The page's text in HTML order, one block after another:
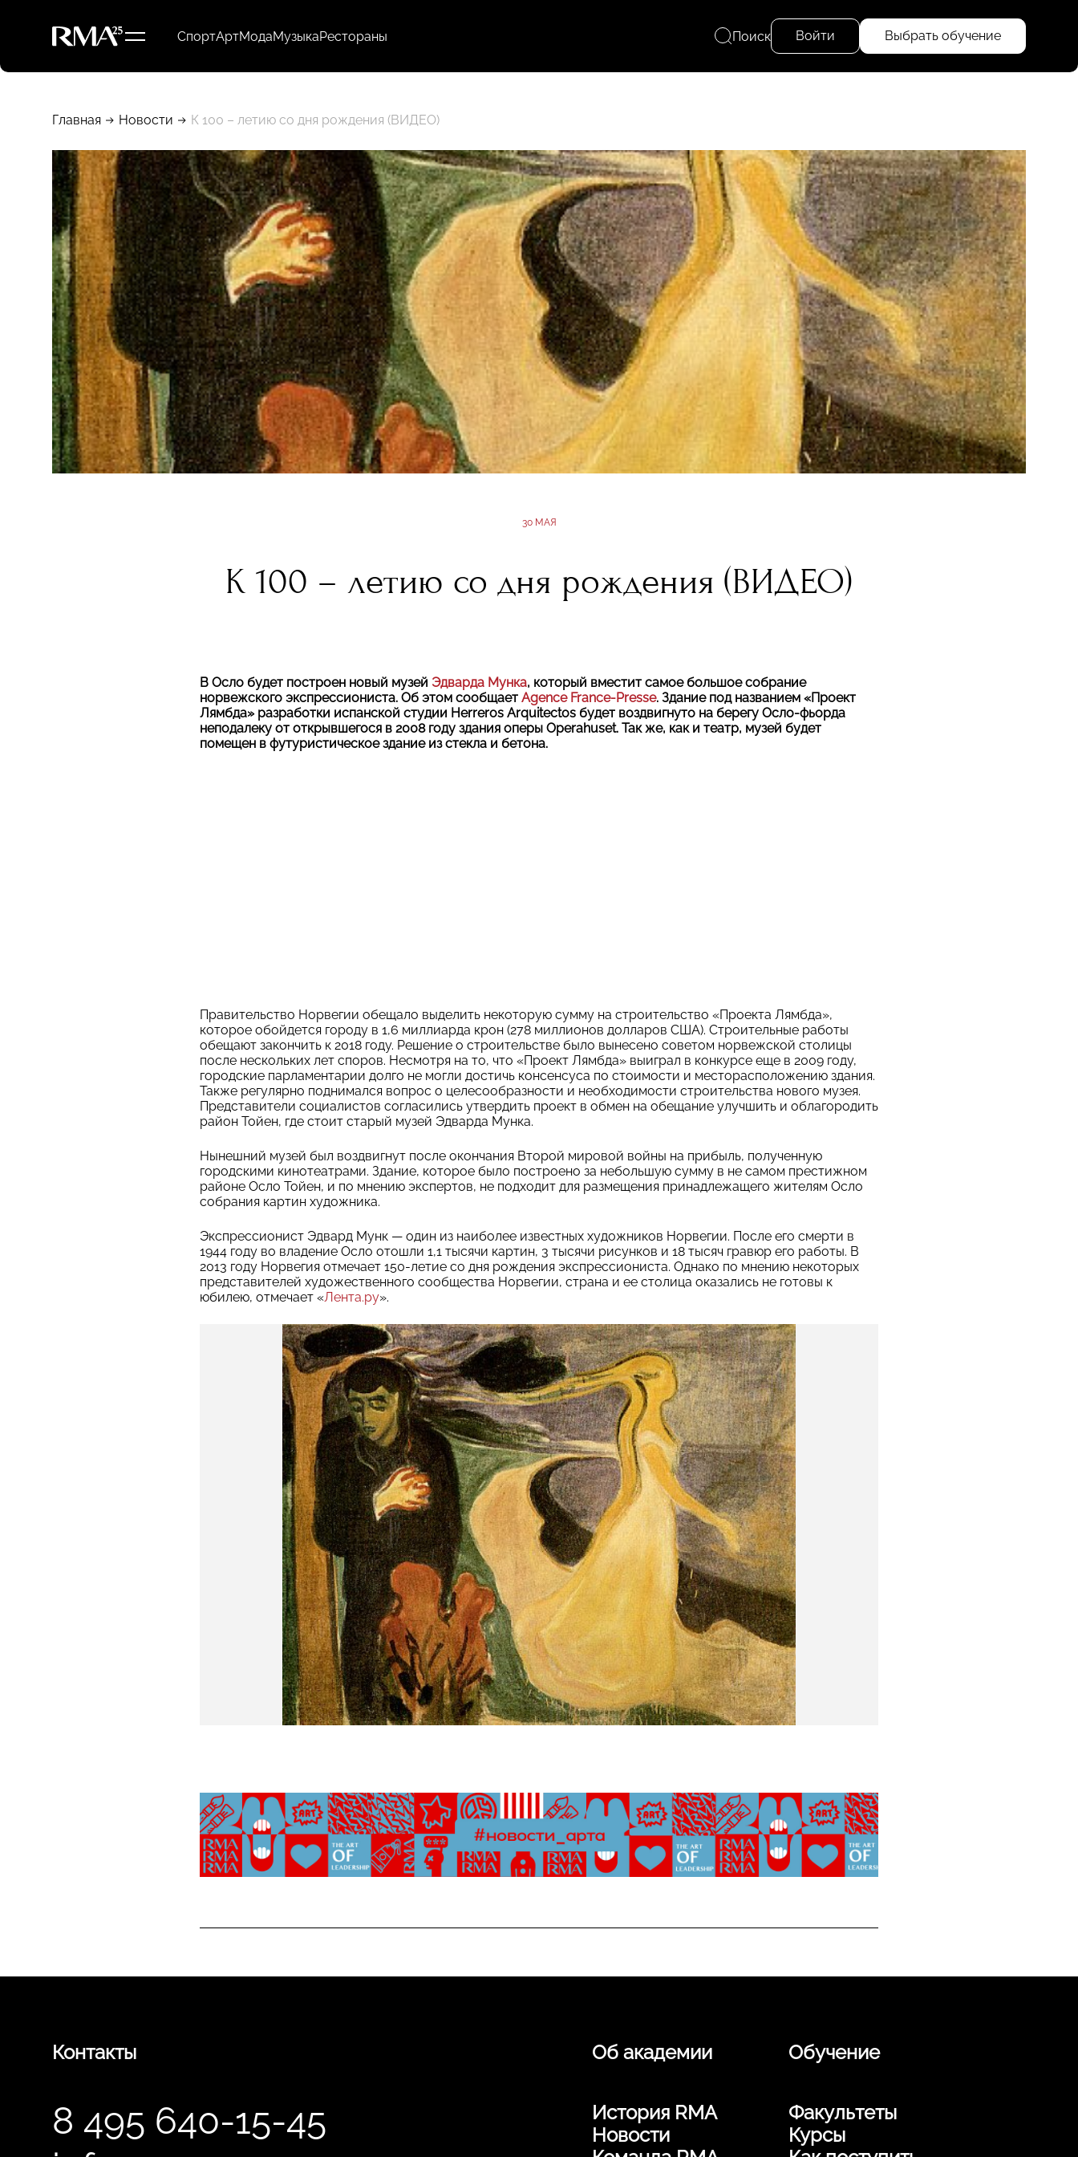
СпортАртМодаМузыкаРестораны Поиск Войти Выбрать обучение
Главная Новости К 100 – летию со дня рождения (ВИДЕО)
30 МАЯ
К 100 – летию со дня рождения (ВИДЕО)
В Осло будет построен новый музей Эдварда Мунка, который вместит самое большое собрание
норвежского экспрессиониста. Об этом сообщает Agence France-Presse. Здание под названием «Проект
Лямбда» разработки испанской студии Herreros Arquitectos будет воздвигнуто на берегу Осло-фьорда
неподалеку от открывшегося в 2008 году здания оперы Operahuset. Так же, как и театр, музей будет
помещен в футуристическое здание из стекла и бетона.
Правительство Норвегии обещало выделить некоторую сумму на строительство «Проекта Лямбда»,
которое обойдется городу в 1,6 миллиарда крон (278 миллионов долларов США). Строительные работы
обещают закончить к 2018 году. Решение о строительстве было вынесено советом норвежской столицы
после нескольких лет споров. Несмотря на то, что «Проект Лямбда» выиграл в конкурсе еще в 2009 году,
городские парламентарии долго не могли достичь консенсуса по стоимости и месторасположению здания.
Также регулярно поднимался вопрос о целесообразности и необходимости строительства нового музея.
Представители социалистов согласились утвердить проект в обмен на обещание улучшить и облагородить
район Тойен, где стоит старый музей Эдварда Мунка.
Нынешний музей был воздвигнут после окончания Второй мировой войны на прибыль, полученную
городскими кинотеатрами. Здание, которое было построено за небольшую сумму в не самом престижном
районе Осло Тойен, и по мнению экспертов, не подходит для размещения принадлежащего жителям Осло
собрания картин художника.
Экспрессионист Эдвард Мунк — один из наиболее известных художников Норвегии. После его смерти в
1944 году во владение Осло отошли 1,1 тысячи картин, 3 тысячи рисунков и 18 тысяч гравюр его работы. В
2013 году Норвегия отмечает 150-летие со дня рождения экспрессиониста. Однако по мнению некоторых
представителей художественного сообщества Норвегии, страна и ее столица оказались не готовы к
юбилею, отмечает «Лента.ру».
Контакты
8 495 640-15-45
Обучение
Факультеты
Курсы
Об академии
История RMA
Новости